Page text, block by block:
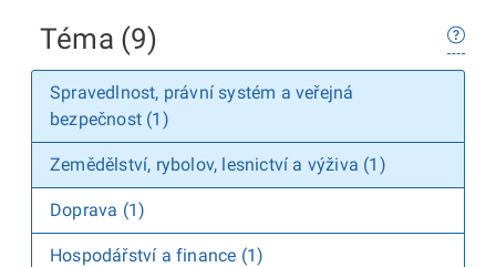
Téma (9)
Spravedlnost, právní systém a veřejná
bezpečnost (1)
Zemědělství, rybolov, lesnictví a výživa (1)
Doprava (1)
Hospodářství a finance (1)